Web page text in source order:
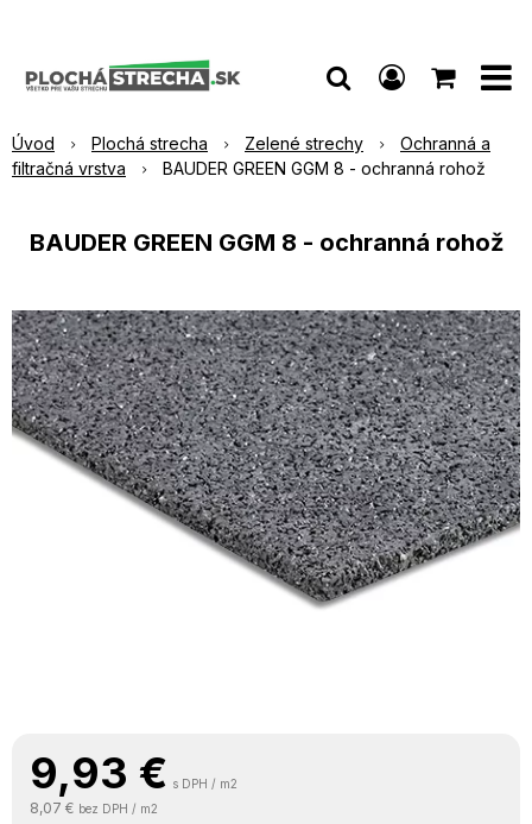
Úvod Plochá strecha Zelené strechy
Ochranná a
filtračná vrstva
BAUDER GREEN GGM 8 - ochranná rohož
BAUDER GREEN GGM 8 - ochranná rohož
9,93 € s DPH / m2
8,07 € bez DPH / m2